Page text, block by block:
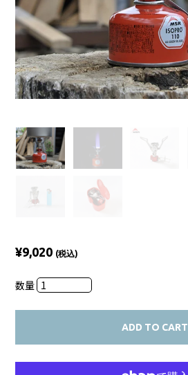
¥9,020 (税込)
数量
ADD TO CART